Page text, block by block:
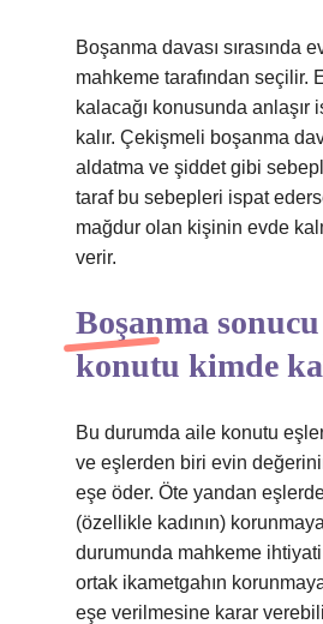
Boşanma davası sırasında
mahkeme tarafından seçilir.
kalacağı konusunda anlaşır
kalır. Çekişmeli boşanma
aldatma ve şiddet gibi
taraf bu sebepleri ispat
mağdur olan kişinin evde
verir.
Boşanma
konutu kimde
Bu durumda aile konutu
ve eşlerden biri evin
eşe öder. Öte yandan
(özellikle kadının)
durumunda mahkeme
ortak ikametgahın
eşe verilmesine karar